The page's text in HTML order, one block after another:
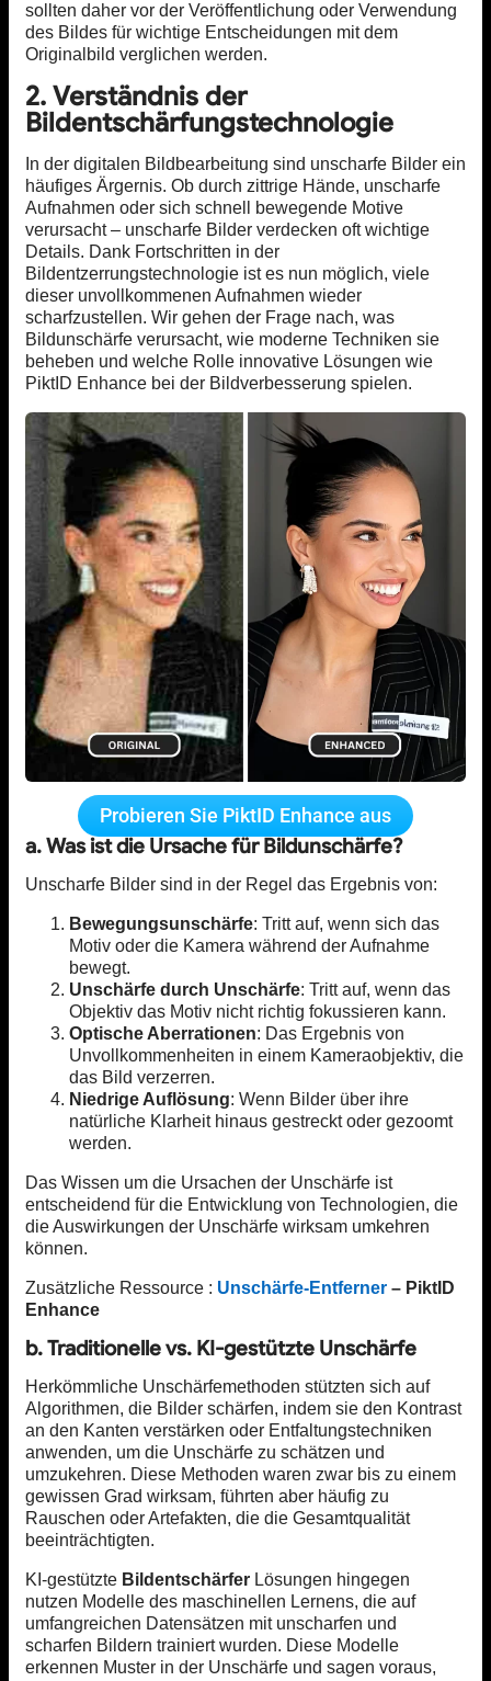
sollten daher vor der Veröffentlichung oder Verwendung
des Bildes für wichtige Entscheidungen mit dem
Originalbild verglichen werden.
2. Verständnis der
Bildentschärfungstechnologie
In der digitalen Bildbearbeitung sind unscharfe Bilder ein
häufiges Ärgernis. Ob durch zittrige Hände, unscharfe
Aufnahmen oder sich schnell bewegende Motive
verursacht – unscharfe Bilder verdecken oft wichtige
Details. Dank Fortschritten in der
Bildentzerrungstechnologie ist es nun möglich, viele
dieser unvollkommenen Aufnahmen wieder
scharfzustellen. Wir gehen der Frage nach, was
Bildunschärfe verursacht, wie moderne Techniken sie
beheben und welche Rolle innovative Lösungen wie
PiktID Enhance bei der Bildverbesserung spielen.
Probieren Sie PiktID Enhance aus
a. Was ist die Ursache für Bildunschärfe?
Unscharfe Bilder sind in der Regel das Ergebnis von:
Bewegungsunschärfe: Tritt auf, wenn sich das
Motiv oder die Kamera während der Aufnahme
bewegt.
Unschärfe durch Unschärfe: Tritt auf, wenn das
Objektiv das Motiv nicht richtig fokussieren kann.
Optische Aberrationen: Das Ergebnis von
Unvollkommenheiten in einem Kameraobjektiv, die
das Bild verzerren.
Niedrige Auflösung: Wenn Bilder über ihre
natürliche Klarheit hinaus gestreckt oder gezoomt
werden.
Das Wissen um die Ursachen der Unschärfe ist
entscheidend für die Entwicklung von Technologien, die
die Auswirkungen der Unschärfe wirksam umkehren
können.
Zusätzliche Ressource : Unschärfe-Entferner – PiktID
Enhance
b. Traditionelle vs. KI-gestützte Unschärfe
Herkömmliche Unschärfemethoden stützten sich auf
Algorithmen, die Bilder schärfen, indem sie den Kontrast
an den Kanten verstärken oder Entfaltungstechniken
anwenden, um die Unschärfe zu schätzen und
umzukehren. Diese Methoden waren zwar bis zu einem
gewissen Grad wirksam, führten aber häufig zu
Rauschen oder Artefakten, die die Gesamtqualität
beeinträchtigten.
KI-gestützte Bildentschärfer Lösungen hingegen
nutzen Modelle des maschinellen Lernens, die auf
umfangreichen Datensätzen mit unscharfen und
scharfen Bildern trainiert wurden. Diese Modelle
erkennen Muster in der Unschärfe und sagen voraus,